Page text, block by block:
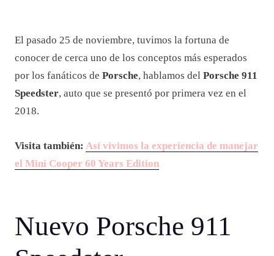
El pasado 25 de noviembre, tuvimos la fortuna de
conocer de cerca uno de los conceptos más esperados
por los fanáticos de Porsche, hablamos del Porsche 911
Speedster, auto que se presentó por primera vez en el
2018.
Visita también: Así vivimos la experiencia de manejar
el Mini Cooper 60 Years Edition
Nuevo Porsche 911